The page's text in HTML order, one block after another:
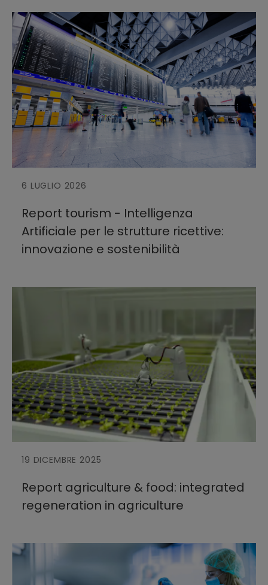
Lu Ma Me Gi Ve Sa Do
27 28 29 30 31 1 2
3 4 5 6 7 8 9
10 11 12 13 14 15 16
19
6 LUGLIO 2026
Report tourism - Intelligenza
Artificiale per le strutture ricettive:
innovazione e sostenibilità
19 DICEMBRE 2025
Report agriculture & food: integrated
regeneration in agriculture